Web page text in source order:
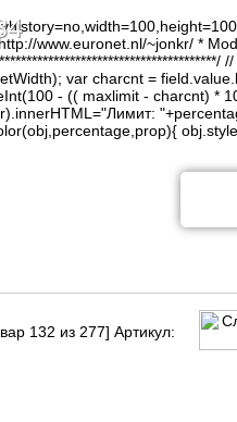
www.euronet.nl/~jonkr/ *
var charcnt =
- (( maxlimit - charcnt) *
132 из 277] Артикул: